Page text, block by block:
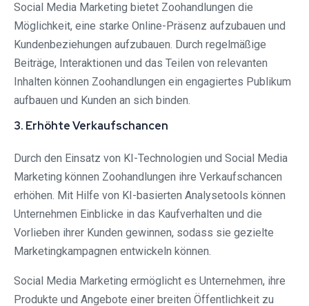
Social Media Marketing bietet Zoohandlungen die
Möglichkeit, eine starke Online-Präsenz aufzubauen und
Kundenbeziehungen aufzubauen. Durch regelmäßige
Beiträge, Interaktionen und das Teilen von relevanten
Inhalten können Zoohandlungen ein engagiertes Publikum
aufbauen und Kunden an sich binden.
3. Erhöhte Verkaufschancen
Durch den Einsatz von KI-Technologien und Social Media
Marketing können Zoohandlungen ihre Verkaufschancen
erhöhen. Mit Hilfe von KI-basierten Analysetools können
Unternehmen Einblicke in das Kaufverhalten und die
Vorlieben ihrer Kunden gewinnen, sodass sie gezielte
Marketingkampagnen entwickeln können.
Social Media Marketing ermöglicht es Unternehmen, ihre
Produkte und Angebote einer breiten Öffentlichkeit zu